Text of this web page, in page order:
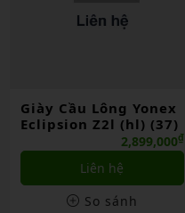
Giày Cầu Lông Yonex
Eclipsion Z2l (hl) (37)
2,899,000₫
Liên hệ
So sánh